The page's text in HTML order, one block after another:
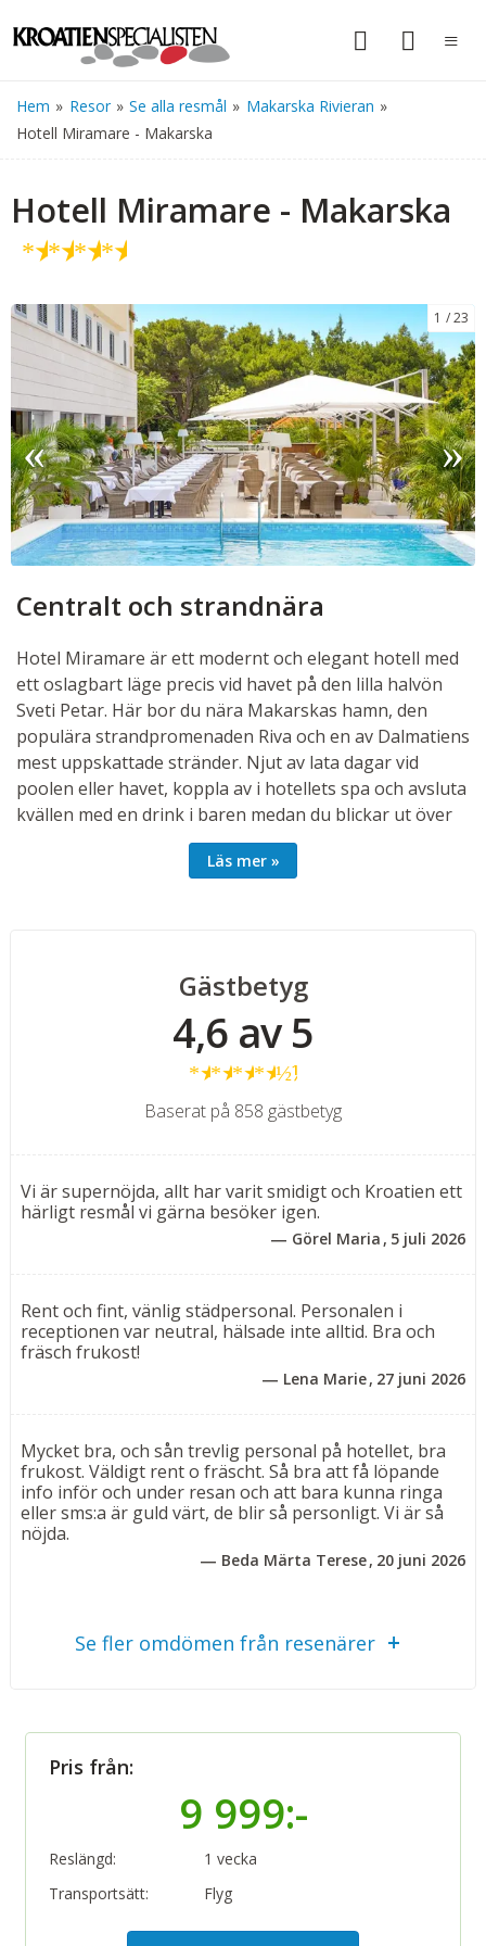
Hem » Resor » Se alla resmål » Makarska Rivieran »
Hotell Miramare - Makarska
Hotell Miramare - Makarska
★★★★
1 23
Centralt och strandnära
Hotel Miramare är ett modernt och elegant hotell med
ett oslagbart läge precis vid havet på den lilla halvön
Sveti Petar. Här bor du nära Makarskas hamn, den
populära strandpromenaden Riva och en av Dalmatiens
mest uppskattade stränder. Njut av lata dagar vid
poolen eller havet, koppla av i hotellets spa och avsluta
kvällen med en drink i baren medan du blickar ut över
Adriatiska havet. För den som vill upptäcka mer väntar
härliga dagsutflykter till både ön Brač och den
Trevliga dubbelrum för 2-3 personer med balkong (20-
Rummen finns i två varianter, det ena med
dubbelsäng (180 x 200 cm) för 2 personer och det
andra med dubbelsäng (180 x 200 cm) för 2 personer
samt en extra säng (90 x 200 cm) för tredje person. Rum
med balkong mot havssida mot tillägg.
platt-TV med satellitkanaler, telefon, kylskåp,
vattenkokare, säkerhetsbox, hårfön och badrum med
dusch, wc och gratis badprodukter.
Enrumslägenhet för 2-4 personer utan balkong.
Moderna enrumslägenheter (32m² - 42m²) består av ett
pentry, kombinerat sovrum med dubbelsäng (180 x 200
cm) och bäddsoffa (160 x 190 cm) rekommenderas för 1
småbåtshamnen.
Lägenheterna är utrustade med luftkonditionering, Wi-
Fi, platt-TV med satellitkanaler, telefon,
kylskåp, vattenkokare, mikrovågsugn, säkerhetsbox,
hårfön och rymligt badrum med dusch och badkar, wc
och gratis badprodukter.
Klapperstensstrand samt hotellets inomhus- och
Uppvärmd inomhuspool 24 m²
Måltider
Övrigt
Byggt 2014. 24-timmarsreception. Restaurang, bar,
kafé, pool, spa-avdelning med inomhuspool samt gym.
Uppvärmd utomhuspool. Rymlig konferenssal för 60
Läs mer
Gästbetyg
4,6 av 5
★★★★ ½
Baserat på 858 gästbetyg
Vi är supernöjda, allt har varit smidigt och Kroatien ett
härligt resmål vi gärna besöker igen.
Görel Maria 5 juli 2026
Rent och fint, vänlig städpersonal. Personalen i
receptionen var neutral, hälsade inte alltid. Bra och
fräsch frukost!
Lena Marie 27 juni 2026
Mycket bra, och sån trevlig personal på hotellet, bra
frukost. Väldigt rent o fräscht. Så bra att få löpande
info inför och under resan och att bara kunna ringa
eller sms:a är guld värt, de blir så personligt. Vi är så
nöjda.
Beda Märta Terese 20 juni 2026
Se fler omdömen från resenärer
Pris från:
9 999:-
Reslängd:
1 vecka
Transportsätt:
Flyg